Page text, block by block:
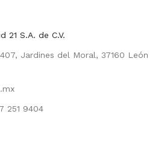
21 S.A. de C.V.
Jardines del Moral, 37160 León
251 9404